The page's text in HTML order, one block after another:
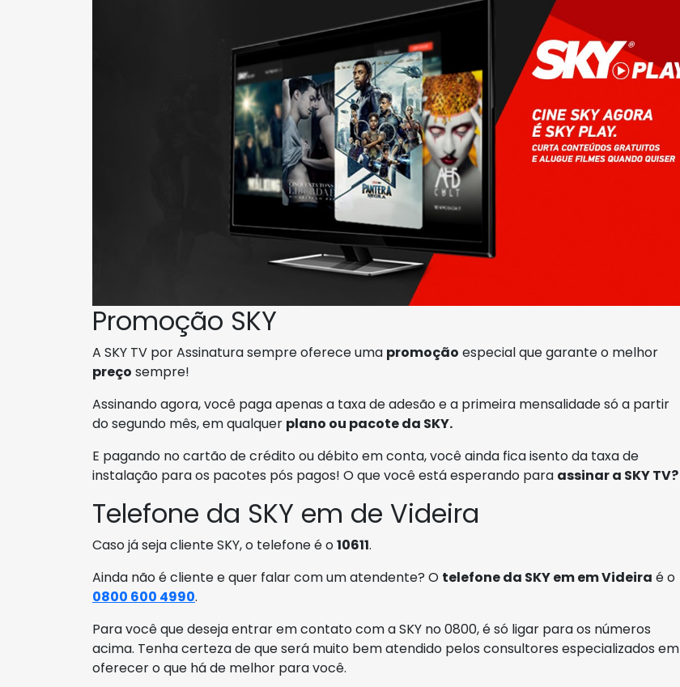
Promoção SKY
A SKY TV por Assinatura sempre oferece uma promoção especial que garante o melhor
preço sempre!
Assinando agora, você paga apenas a taxa de adesão e a primeira mensalidade só a partir
do segundo mês, em qualquer plano ou pacote da SKY.
E pagando no cartão de crédito ou débito em conta, você ainda fica isento da taxa de
instalação para os pacotes pós pagos! O que você está esperando para assinar a SKY TV?
Telefone da SKY em de Videira
Caso já seja cliente SKY, o telefone é o10611.
Ainda não é cliente e quer falar com um atendente? O telefone da SKY em em Videira é o
0800 600 4990.
Para você que deseja entrar em contato com a SKY no 0800, é só ligar para os números
acima. Tenha certeza de que será muito bem atendido pelos consultores especializados em
oferecer o que há de melhor para você.